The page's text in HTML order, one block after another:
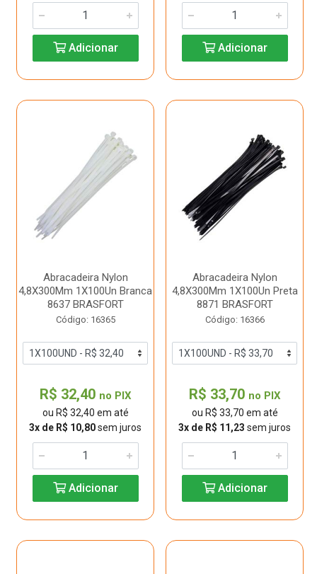
Adicionar Adicionar
Abracadeira Nylon
4,8X300Mm 1X100Un Branca
8637 BRASFORT
Código: 16365
R$ 32,40 no PIX
ou R$ 32,40 em até
3x de R$ 10,80sem juros
Adicionar
Abracadeira Nylon
4,8X300Mm 1X100Un Preta
8871 BRASFORT
Código: 16366
R$ 33,70 no PIX
ou R$ 33,70 em até
3x de R$ 11,23 sem juros
Adicionar